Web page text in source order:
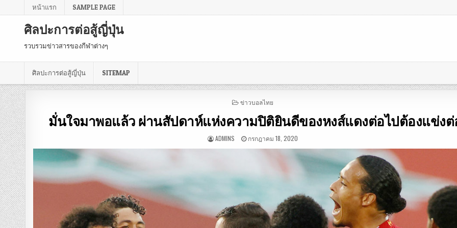
หน้าแรก SAMPLE PAGE
ศิลปะการต่อสู้ญี่ปุ่น
รวบรวมข่าวสารของกีฬาต่างๆ
ศิลปะการต่อสู้ญี่ปุ่น SITEMAP
POSTED
ข่าวบอลไทย
มั่นใจมาพอแล้ว ผ่านสัปดาห์แห่งความปิติยินดีของหงส์แดงต่อไปต้องแข่ง
ADMINS กรกฎาคม 18, 2020